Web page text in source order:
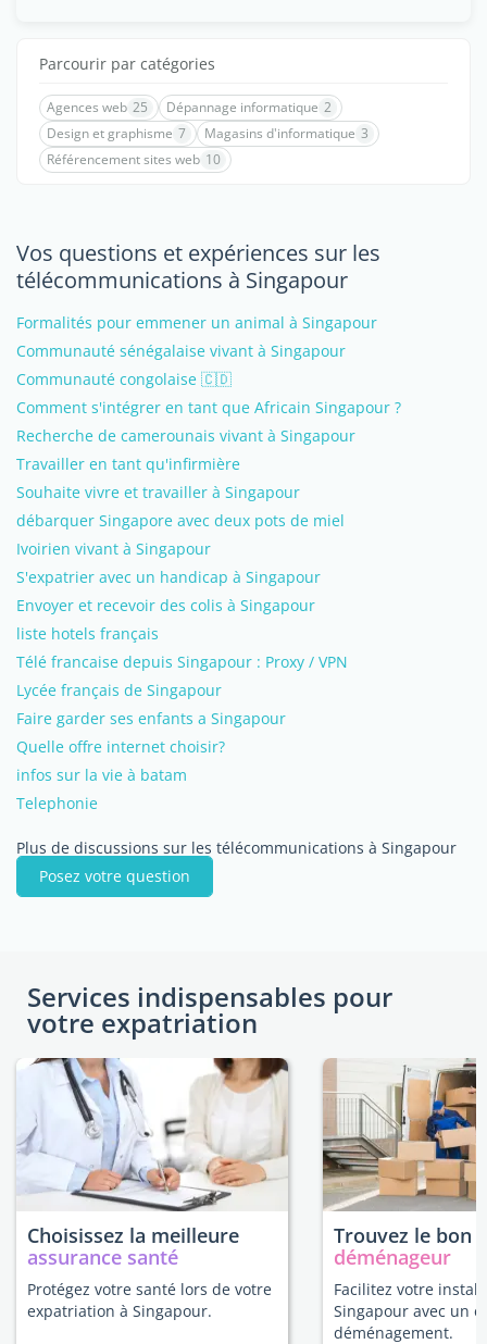
Parcourir par catégories
Agences web 25 Dépannage informatique 2
Design et graphisme 7 Magasins d'informatique 3
Référencement sites web 10
Vos questions et expériences sur les
télécommunications à Singapour
Formalités pour emmener un animal à Singapour
Communauté sénégalaise vivant à Singapour
Communauté congolaise 🇨🇩
Comment s'intégrer en tant que Africain Singapour ?
Recherche de camerounais vivant à Singapour
Travailler en tant qu'infirmière
Souhaite vivre et travailler à Singapour
débarquer Singapore avec deux pots de miel
Ivoirien vivant à Singapour
S'expatrier avec un handicap à Singapour
Envoyer et recevoir des colis à Singapour
liste hotels français
Télé francaise depuis Singapour : Proxy / VPN
Lycée français de Singapour
Faire garder ses enfants a Singapour
Quelle offre internet choisir?
infos sur la vie à batam
Telephonie
Plus de discussions sur les télécommunications à Singapour
Posez votre question
Services indispensables pour
votre expatriation
Choisissez la meilleure
assurance santé
Protégez votre santé lors de votre
expatriation à Singapour.
Trouvez le bon
déménageur
Facilitez votre
Singapour avec un
déménagement.